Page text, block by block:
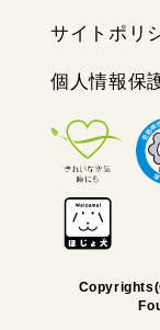
サイトポリ
個人情報保